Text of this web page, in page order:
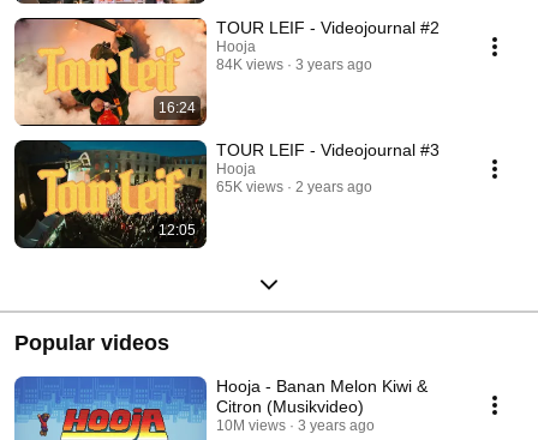
16:24
TOUR LEIF - Videojournal #2
Hooja
84K views
3 years ago
12:05
TOUR LEIF - Videojournal #3
Hooja
65K views
2 years ago
Popular videos
Hooja - Banan Melon Kiwi &
Citron (Musikvideo)
10M views 3 years ago